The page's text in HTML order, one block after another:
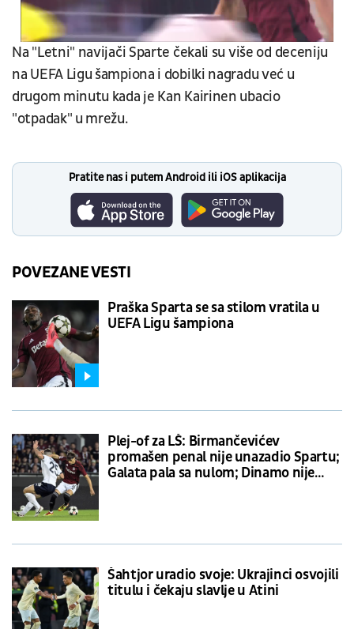
Na "Letni" navijači Sparte čekali su više od deceniju
na UEFA Ligu šampiona i dobilki nagradu već u
drugom minutu kada je Kan Kairinen ubacio
"otpadak" u mrežu.
Pratite nas i putem Android ili iOS aplikacija
POVEZANE VESTI
Praška Sparta se sa stilom vratila u
UEFA Ligu šampiona
Plej-of za LŠ: Birmančevićev
promašen penal nije unazadio Spartu;
Galata pala sa nulom; Dinamo nije
Šahtjor uradio svoje: Ukrajinci osvojili
titulu i čekaju slavlje u Atini